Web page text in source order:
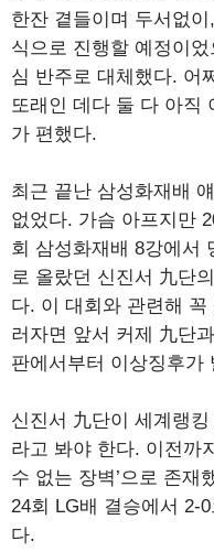
한잔 곁들이며 두서없이
식으로 진행할 예정이
심 반주로 대체했다. 어
또래인 데다 둘 다 아직
가 편했다.
최근 끝난 삼성화재배
없었다. 가슴 아프지만
회 삼성화재배 8강에서
로 올랐던 신진서 九단
다. 이 대회와 관련해
러자면 앞서 커제 九단
판에서부터 이상징후가
신진서 九단이 세계랭
라고 봐야 한다. 이전까
수 없는 장벽’으로 존재
24회 LG배 결승에서 2-
다.